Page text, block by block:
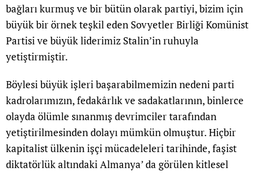
bağları kurmuş ve bir bütün olarak partiyi, bizim için
büyük bir örnek teşkil eden Sovyetler Birliği Komünist
Partisi ve büyük liderimiz Stalin’in ruhuyla
yetiştirmiştir.
Böylesi büyük işleri başarabilmemizin nedeni parti
kadrolarımızın, fedakârlık ve sadakatlarının, binlerce
olayda ölümle sınanmış devrimciler tarafından
yetiştirilmesinden dolayı mümkün olmuştur. Hiçbir
kapitalist ülkenin işçi mücadeleleri tarihinde, faşist
diktatörlük altındaki Almanya’ da görülen kitlesel